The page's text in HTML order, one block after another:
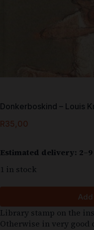
Donkerboskind – Louis
R35,00
Estimated delivery:
1 in stock
Library stamp on the
Otherwise in very good